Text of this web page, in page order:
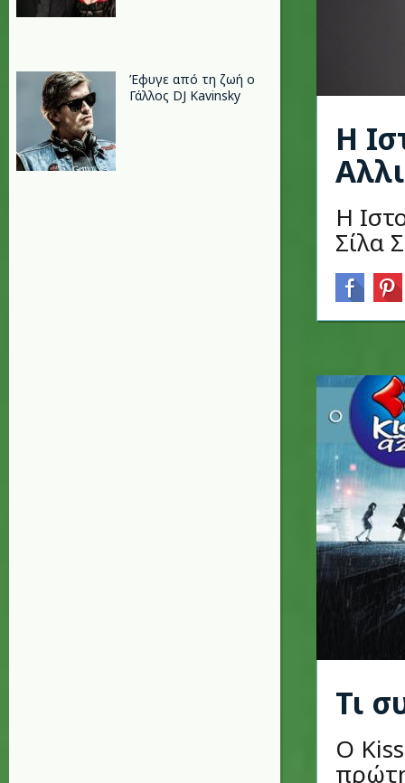
Έφυγε από τη ζωή ο
Γάλλος DJ Kavinsky
Η
Η
Σίλα
Τι
Ο